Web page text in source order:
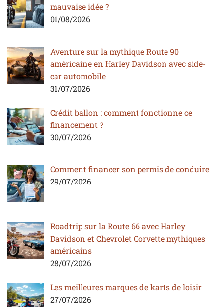
mauvaise idée ?
01/08/2026
Aventure sur la mythique Route 90
américaine en Harley Davidson avec side-
car automobile
31/07/2026
Crédit ballon : comment fonctionne ce
financement ?
30/07/2026
Comment financer son permis de conduire
29/07/2026
Roadtrip sur la Route 66 avec Harley
Davidson et Chevrolet Corvette mythiques
américains
28/07/2026
Les meilleures marques de karts de loisir
27/07/2026